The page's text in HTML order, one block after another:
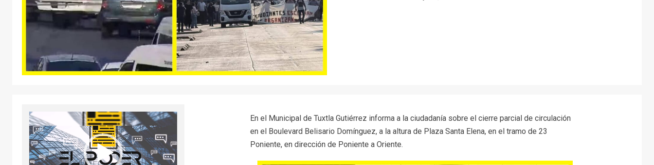
En el Municipal de Tuxtla Gutiérrez informa a la ciudadanía sobre el cierre parcial de circulación
en el Boulevard Belisario Domínguez, a la altura de Plaza Santa Elena, en el tramo de 23
Poniente, en dirección de Poniente a Oriente.
Reproductor
de
vídeo